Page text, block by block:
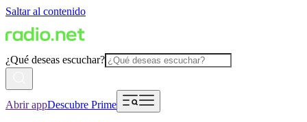
Saltar al contenido
¿Qué deseas escuchar?
Abrir appDescubre Prime